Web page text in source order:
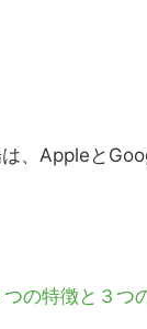
、Appleと
の特徴と３つ